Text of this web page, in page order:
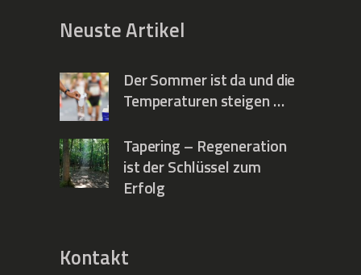
Neuste Artikel
Der Sommer ist da und die
Temperaturen steigen …
Tapering – Regeneration
ist der Schlüssel zum
Erfolg
Kontakt